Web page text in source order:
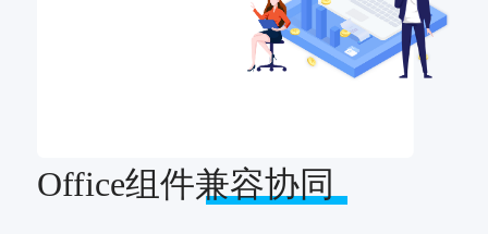
Office组件兼容协同